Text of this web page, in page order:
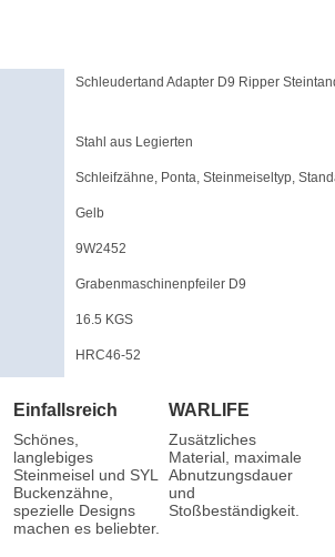
Schleudertand Adapter D9 Ripper
Stahl aus Legierten
Schleifzähne, Ponta, Steinmeiseltyp,
Gelb
9W2452
Grabenmaschinenpfeiler D9
16.5 KGS
HRC46-52
Einfallsreich
Schönes,
langlebiges
Steinmeisel und SYL
Buckenzähne,
spezielle Designs
machen es beliebter.
WARLIFE
Zusätzliches
Material, maximale
Abnutzungsdauer
und
Stoßbeständigkeit.